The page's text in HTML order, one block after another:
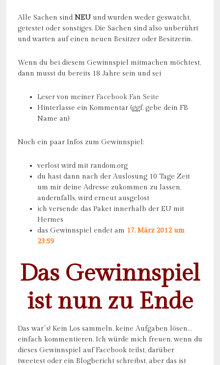
Alle Sachen sind NEUund wurden weder geswatcht,
getestet oder sonstiges. Die Sachen sind also unberührt
und warten auf einen neuen Besitzer oder Besitzerin.
Wenn du bei diesem Gewinnspiel mitmachen möchtest,
dann musst du bereits 18 Jahre sein und sei
Leser von meiner Facebook Fan Seite
Hinterlasse ein Kommentar (ggf. gebe dein FB
Name an)
Noch ein paar Infos zum Gewinnspiel:
verlost wird mit random.org
du hast dann nach der Auslosung 10 Tage Zeit
um mir deine Adresse zukommen zu lassen,
andernfalls, wird erneut ausgelost
ich versende das Paket innerhalb der EU mit
Hermes
das Gewinnspiel endet am 17. März 2012 um
23:59
Das Gewinnspiel
ist nun zu Ende
Das war´s! Kein Los sammeln, keine Aufgaben lösen…
einfach kommentieren. Ich würde mich freuen, wenn du
dieses Gewinnspiel auf Facebook teilst, darüber
tweetest oder ein Blogbericht schreibst, aber das ist